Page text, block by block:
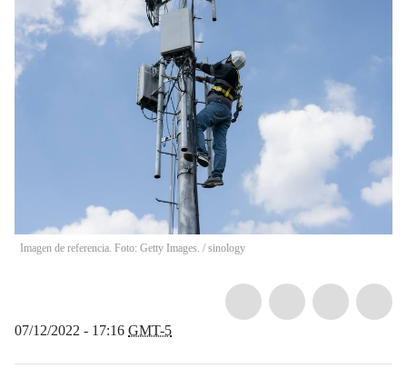
Imagen de referencia. Foto: Getty Images. / sinology
07/12/2022 - 17:16 GMT-5